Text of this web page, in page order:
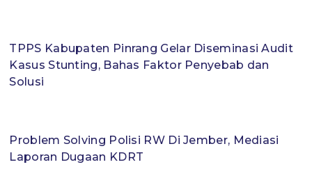
TPPS Kabupaten Pinrang Gelar Diseminasi Audit
Kasus Stunting, Bahas Faktor Penyebab dan
Solusi
Problem Solving Polisi RW Di Jember, Mediasi
Laporan Dugaan KDRT